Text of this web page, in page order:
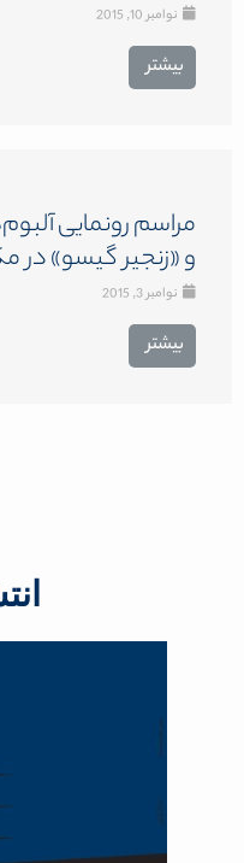
نوامبر 10, 2015
بیشتر
مراسم رونمایی
و «زنجیر گیسو» در
نوامبر 3, 2015
بیشتر